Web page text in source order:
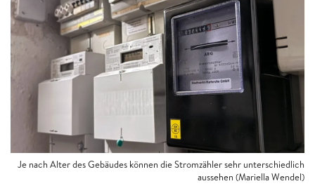
Je nach Alter des Gebäudes können die Stromzähler sehr unterschiedlich
aussehen (Mariella Wendel)